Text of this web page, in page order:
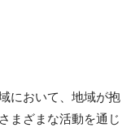
において、地域が抱
まざまな活動を通じ